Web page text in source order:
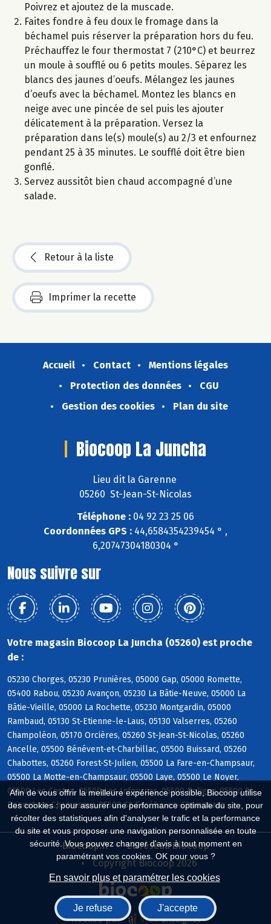
Afin de vous offrir la meilleure expérience possible, Biocoop utilise
des cookies : pour assurer une performance optimale du site, pour
récolter des statistiques afin d'analyser le trafic et la performance
du site et vous proposer une navigation personnalisée en toute
sécurité. Vous pouvez changer d'avis à tout moment en
paramétrant vos cookies. OK pour vous ?
En savoir plus et paramétrer les cookies
Je refuse J'accepte
Poivrez et ajoutez de la muscade.
Faites fondre à feu doux le fromage dans la
béchamel puis réserver la préparation hors du feu.
Préchauffez le four thermostat 7 (210°C) et beurrez
un moule à soufflé ou 6 petits moules. Séparez les
blancs des jaunes d’oeufs. Mélangez les jaunes
d’oeufs avec la béchamel. Montez les blancs en
neige avec une pincée de sel puis les ajouter
délicatement à la préparation. Versez la
préparation dans le(s) moule(s) au 2/3 et enfournez
pendant 25 à 35 minutes. Le soufflé doit être bien
gonflé.
Servez aussitôt bien chaud accompagné d’une
salade.
Retour à la liste
Imprimer la recette
Accueil Contact
Mentions légales
Protection des données
CGU
Gestion des cookies
Plan du site
Biocoop La Juncha
Lieu dit la Garenne
05260 St-Jean-St-Nicolas
Téléphone : 04 92 23 25 06
Coordonnées GPS : 44,6584354239454 ° ,
6,20747304180304 °
Nous suivre sur
Votre magasin Biocoop La Juncha (05260) est proche
de :
05230 Chorges, 05230 Prunières, 05000 Gap, 05000 Romette,
05400 Rabou, 05230 Avançon, 05230 La Bâtie-Neuve, 05000 La
Bâtie-Vieille, 05000 La Rochette, 05230 Montgardin, 05000
Rambaud, 05130 St-Etienne-le-Laus, 05130 Valserres, 05260
Champoléon, 05170 Orcières, 05260 St-Jean-St-Nicolas, 05260
Ancelle, 05500 Bénévent-et-Charbillac, 05500 Buissard, 05260
Chabottes, 05260 Forest-St-Julien, 05500 La Fare-en-Champsaur,
05500 La Motte-en-Champsaur, 05500 Laye, 05500 Le Noyer,
05500 Les Costes, 05500 Les Infournas, 05500 Poligny, 05500 St-
Bonnet-en-Champsaur, 05500 St-Eusèbe-en-Champsaur
Biocoop.fr
Le réseau Biocoop
Copyright Biocoop 2026
Réalisé par